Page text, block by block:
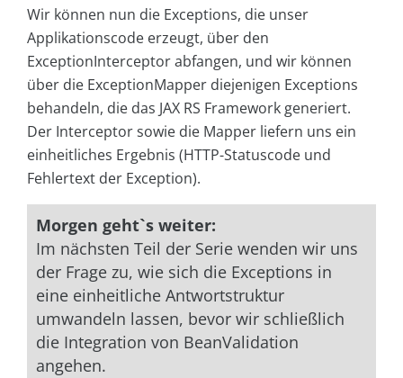
Wir können nun die Exceptions, die unser
Applikationscode erzeugt, über den
ExceptionInterceptor abfangen, und wir können
über die ExceptionMapper diejenigen Exceptions
behandeln, die das JAX RS Framework generiert.
Der Interceptor sowie die Mapper liefern uns ein
einheitliches Ergebnis (HTTP-Statuscode und
Fehlertext der Exception).
Morgen geht`s weiter:
Im nächsten Teil der Serie wenden wir uns
der Frage zu, wie sich die Exceptions in
eine einheitliche Antwortstruktur
umwandeln lassen, bevor wir schließlich
die Integration von BeanValidation
angehen.